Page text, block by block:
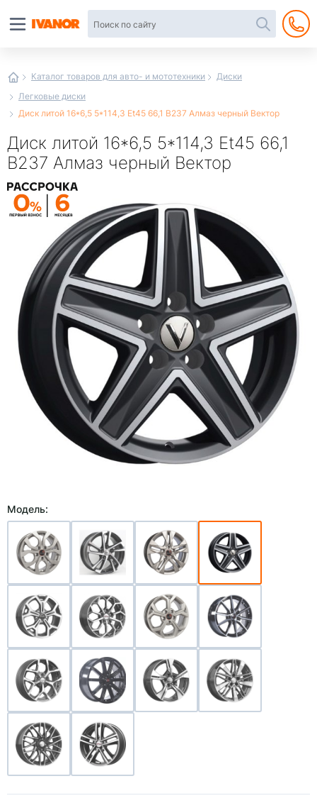
Каталог товаров для авто- и мототехники
Диски
Легковые диски
Диск литой 16*6,5 5*114,3 Et45 66,1 B237 Алмаз черный Вектор
Диск литой 16*6,5 5*114,3 Et45 66,1
B237 Алмаз черный Вектор
Модель:
интернет-